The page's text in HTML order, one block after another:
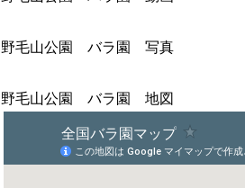
野毛山公園 バラ園 写真
野毛山公園 バラ園 地図